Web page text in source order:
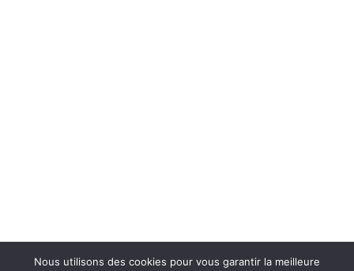
Nous utilisons des cookies pour vous garantir la meilleure